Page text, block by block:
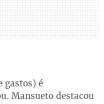
gastos) é
Mansueto destacou